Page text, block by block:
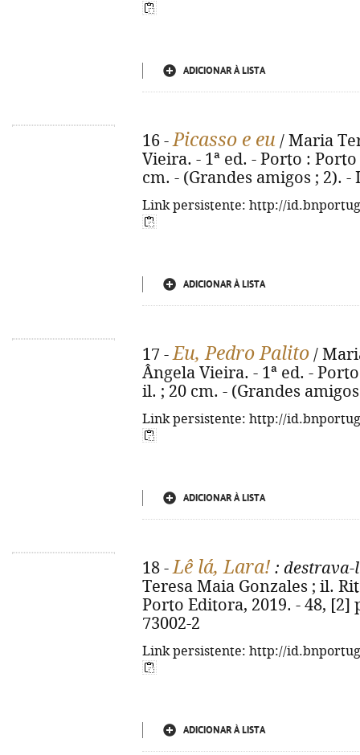
ADICIONAR À LISTA
16 -Picasso e eu / Maria
Vieira. - 1ª ed. - Porto :
cm. - (Grandes amigos ; 2). -
Link persistente: http://
ADICIONAR À LISTA
17 -Eu, Pedro Palito /
Ângela Vieira. - 1ª ed. -
il. ; 20 cm. - (Grandes
Link persistente: http://
ADICIONAR À LISTA
18 -Lê lá, Lara! : destrava-
Teresa Maia Gonzales ; il.
Porto Editora, 2019. - 48, [2]
73002-2
Link persistente: http://
ADICIONAR À LISTA